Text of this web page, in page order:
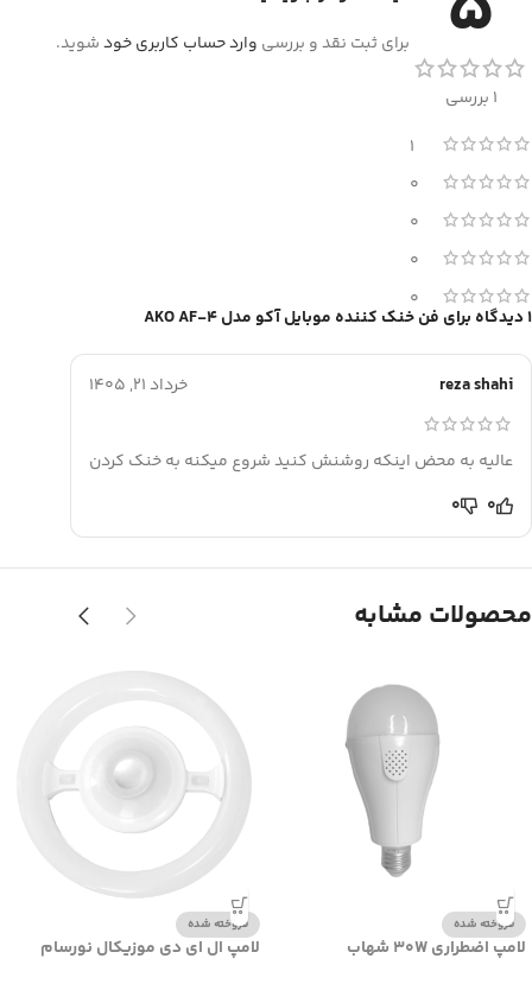
1 بررسی
1
0
0
0
0
1 دیدگاه برای فن خنک کننده موبایل آکو مدل AKO AF-4
reza shahi خرداد 21, 1405
عالیه به محض اینکه روشنش کنید شروع میکنه به خنک کردن
0
0
برای ثبت نقد و بررسی وارد حساب کاربری خودشوید.
محصولات مشابه
فروخته شده
لامپ اضطراری 30W شهاب
فروخته شده
لامپ ال ای دی موزیکال نورسام